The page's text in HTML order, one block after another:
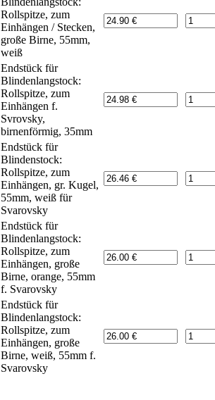
Rollspitze, zum
Einhängen / Stecken,
große Birne, 55mm,
weiß
Endstück für
Blindenlangstock:
Rollspitze, zum
Einhängen f.
Svrovsky,
birnenförmig, 35mm
Endstück für
Blindenstock:
Rollspitze, zum
Einhängen, gr. Kugel,
55mm, weiß für
Svarovsky
Endstück für
Blindenlangstock:
Rollspitze, zum
Einhängen, große
Birne, orange, 55mm
f. Svarovsky
Endstück für
Blindenlangstock:
Rollspitze, zum
Einhängen, große
Birne, weiß, 55mm f.
Svarovsky